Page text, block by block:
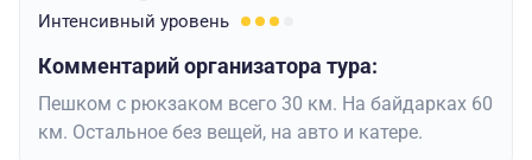
Интенсивный уровень
Комментарий организатора тура:
Пешком с рюкзаком всего 30 км. На байдарках 60
км. Остальное без вещей, на авто и катере.